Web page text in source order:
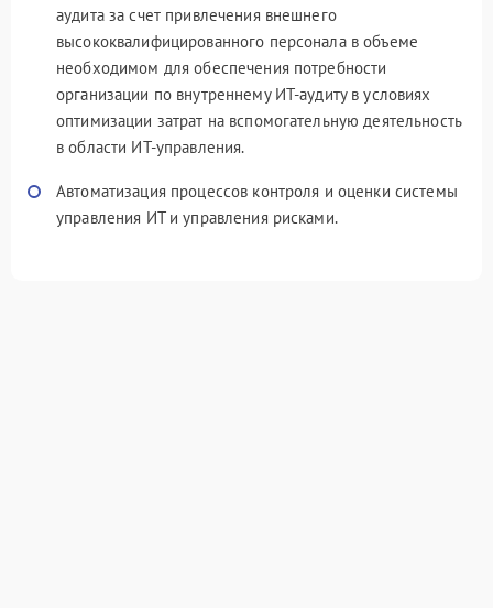
аудита за счет привлечения внешнего
высококвалифицированного персонала в объеме
необходимом для обеспечения потребности
организации по внутреннему ИТ-аудиту в условиях
оптимизации затрат на вспомогательную деятельность
в области ИТ-управления.
Автоматизация процессов контроля и оценки системы
управления ИТ и управления рисками.